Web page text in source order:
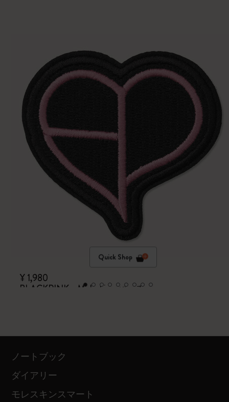
Quick Shop
¥ 1,980
BLACKPINK x Moleskine パッチ
ノートブック
ダイアリー
モレスキンスマート